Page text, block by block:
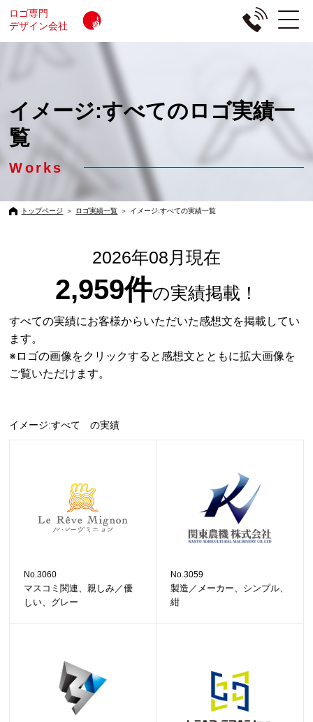
ロゴ専門
デザイン会社
イメージ:すべてのロゴ実績一
覧
Works
トップページ ＞ ロゴ実績一覧 ＞ イメージ:すべての実績一覧
2026年08月現在
2,959件の実績掲載！
すべての実績にお客様からいただいた感想文を掲載してい
ます。
※ロゴの画像をクリックすると感想文とともに拡大画像を
ご覧いただけます。
イメージ:すべて の実績
No.3060
マスコミ関連、親しみ／優
しい、グレー
No.3059
製造／メーカー、シンプル、
紺